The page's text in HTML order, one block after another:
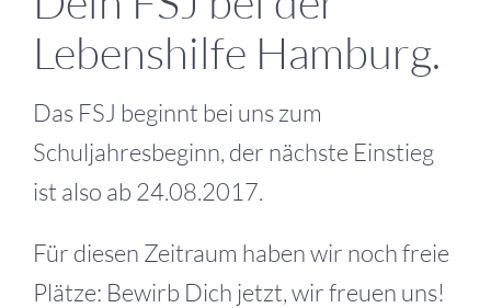
Lebenshilfe Hamburg.
Das FSJ beginnt bei uns zum
Schuljahresbeginn, der nächste Einstieg
ist also ab 24.08.2017.
Für diesen Zeitraum haben wir noch freie
Plätze: Bewirb Dich jetzt, wir freuen uns!